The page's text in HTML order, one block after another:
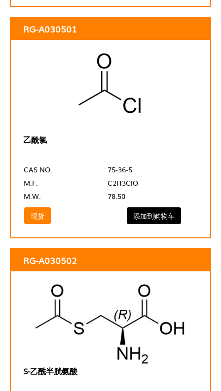
RG-A030501
乙酰氯
CAS NO.
75-36-5
M.F.
C2H3ClO
M.W.
78.50
现货
添加到购物车
RG-A030502
S-乙酰半胱氨酸